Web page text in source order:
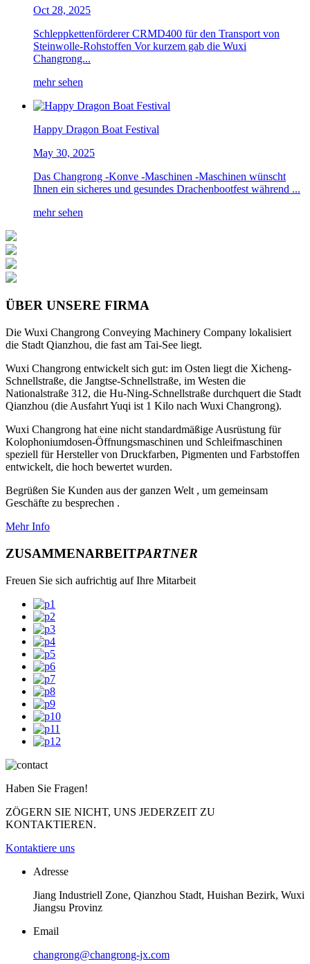
Oct 28, 2025
Schleppkettenförderer CRMD400 für den Transport von
Steinwolle-Rohstoffen Vor kurzem gab die Wuxi
Changrong...
mehr sehen
Happy Dragon Boat Festival
May 30, 2025
Das Changrong -Konve -Maschinen -Maschinen wünscht
Ihnen ein sicheres und gesundes Drachenbootfest während ...
mehr sehen
ÜBER UNSERE FIRMA
Die Wuxi Changrong Conveying Machinery Company lokalisiert
die Stadt Qianzhou, die fast am Tai-See liegt.
Wuxi Changrong entwickelt sich gut: im Osten liegt die Xicheng-
Schnellstraße, die Jangtse-Schnellstraße, im Westen die
Nationalstraße 312, die Hu-Ning-Schnellstraße durchquert die Stadt
Qianzhou (die Ausfahrt Yuqi ist 1 Kilo nach Wuxi Changrong).
Wuxi Changrong hat eine nicht standardmäßige Ausrüstung für
Kolophoniumdosen-Öffnungsmaschinen und Schleifmaschinen
speziell für Hersteller von Druckfarben, Pigmenten und Farbstoffen
entwickelt, die hoch bewertet wurden.
Begrüßen Sie Kunden aus der ganzen Welt , um gemeinsam
Geschäfte zu besprechen .
Mehr Info
ZUSAMMENARBEITPARTNER
Freuen Sie sich aufrichtig auf Ihre Mitarbeit
Haben Sie Fragen!
ZÖGERN SIE NICHT, UNS JEDERZEIT ZU
KONTAKTIEREN.
Kontaktiere uns
Adresse
Jiang Industriell Zone, Qianzhou Stadt, Huishan Bezirk, Wuxi
Jiangsu Provinz
Email
changrong@changrong-jx.com